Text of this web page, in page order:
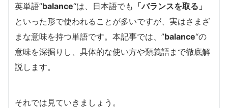
英単語”balance“は、日本語でも 「バランスを取る」
といった形で使われることが多いですが、実はさまざ
まな意味を持つ単語です。本記事では、”balance“の
意味を深掘りし、具体的な使い方や類義語まで徹底解
説します。
それでは見ていきましょう。